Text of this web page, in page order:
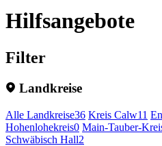
Hilfsangebote
Filter
Landkreise
Alle Landkreise36 Kreis Calw11
Hohenlohekreis0 Main-Tauber-
Schwäbisch Hall2